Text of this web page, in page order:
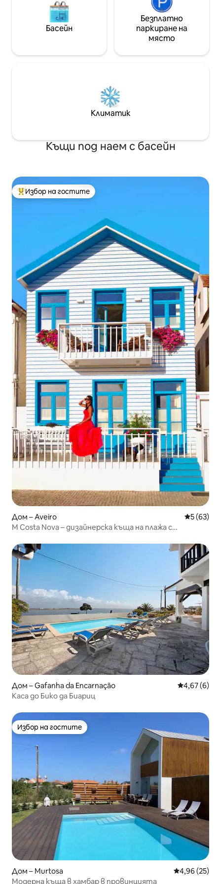
Басейн
Безплатно
паркиране на
място
Климатик
Къщи под наем с басейн
Най-популярен избор на гостите
Избор на гостите
Дом – Aveiro Средна
5 (63)
M Costa Nova – дизайнерска къща на плажа с
Дом – Gafanha da Encarnação Средна
4,67 (6)
Каса до Бико да Биариц
Избор на гостите
Избор на гостите
Дом – Murtosa Средна
4,96 (25)
Модерна къща в хамбар в провинцията